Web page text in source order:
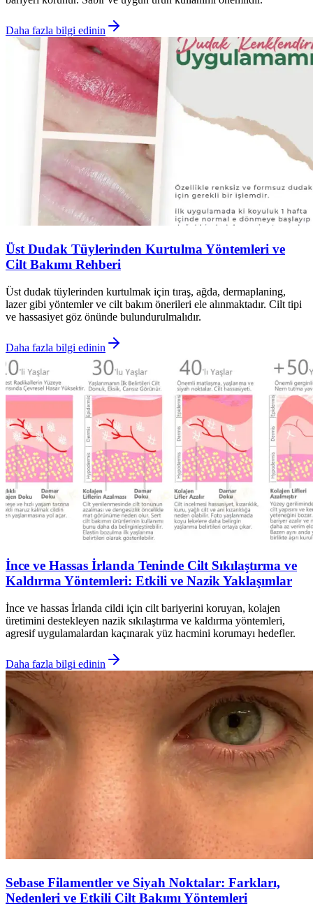
Daha fazla bilgi edinin
Üst Dudak Tüylerinden Kurtulma Yöntemleri ve
Cilt Bakımı Rehberi
Üst dudak tüylerinden kurtulmak için tıraş, ağda, dermaplaning,
lazer gibi yöntemler ve cilt bakım önerileri ele alınmaktadır. Cilt tipi
ve hassasiyet göz önünde bulundurulmalıdır.
Daha fazla bilgi edinin
İnce ve Hassas İrlanda Teninde Cilt Sıkılaştırma ve
Kaldırma Yöntemleri: Etkili ve Nazik Yaklaşımlar
İnce ve hassas İrlanda cildi için cilt bariyerini koruyan, kolajen
üretimini destekleyen nazik sıkılaştırma ve kaldırma yöntemleri,
agresif uygulamalardan kaçınarak yüz hacmini korumayı hedefler.
Daha fazla bilgi edinin
Sebase Filamentler ve Siyah Noktalar: Farkları,
Nedenleri ve Etkili Cilt Bakımı Yöntemleri